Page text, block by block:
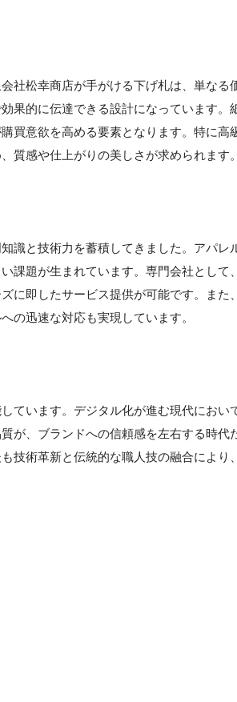
社松幸商店が手がける下げ札は、単なる
果的に伝達できる設計になっています。
買意欲を高める要素となります。特に高
質感や仕上がりの美しさが求められます。
識と技術力を蓄積してきました。アパレ
課題が生まれています。専門会社として、
に即したサービス提供が可能です。また、
の迅速な対応も実現しています。
ています。デジタル化が進む現代におい
が、ブランドへの信頼感を左右する時代
技術革新と伝統的な職人技の融合により、